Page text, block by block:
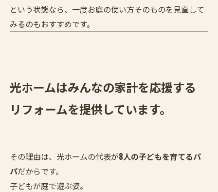
という状態なら、一度お庭の使い方そのものを見直して
みるのもおすすめです。
光ホームはみんなの家計を応援する
リフォームを提供しています。
その理由は、光ホームの代表が8人の子どもを育てるパ
パだからです。
子どもが庭で遊ぶ姿。